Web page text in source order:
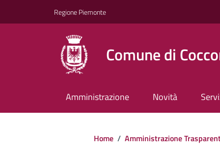
Regione Piemonte
Comune di
Amministrazione Novità
Home / Amministrazione